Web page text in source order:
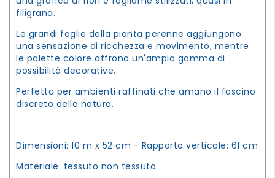
filigrana.
Le grandi foglie della pianta perenne aggiungono
una sensazione di ricchezza e movimento, mentre
le palette colore offrono un'ampia gamma di
possibilità decorative.
Perfetta per ambienti raffinati che amano il fascino
discreto della natura.
Dimensioni: 10 m x 52 cm - Rapporto verticale: 61 cm
Materiale: tessuto non tessuto